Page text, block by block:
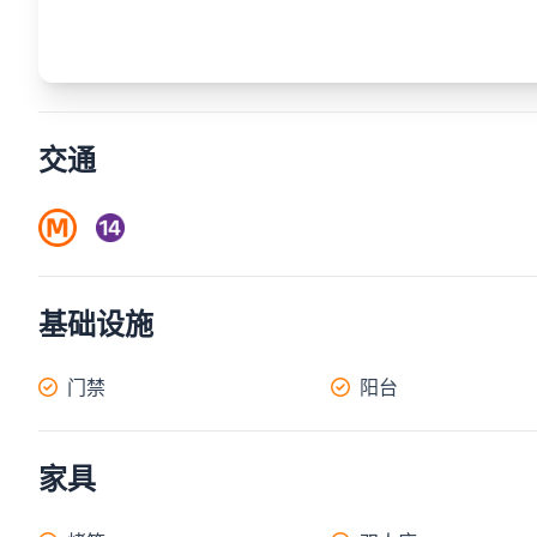
交通
基础设施
门禁 阳台
家具